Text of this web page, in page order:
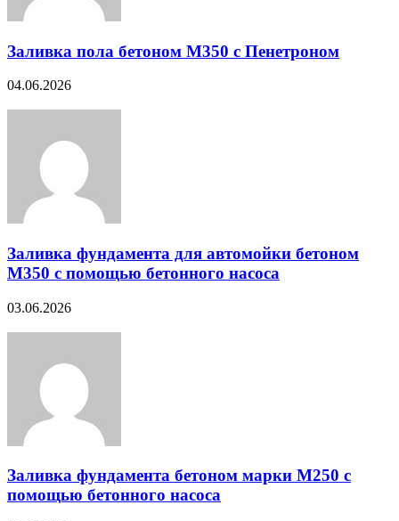
Заливка пола бетоном М350 с Пенетроном
04.06.2026
Заливка фундамента для автомойки бетоном
М350 с помощью бетонного насоса
03.06.2026
Заливка фундамента бетоном марки М250 с
помощью бетонного насоса